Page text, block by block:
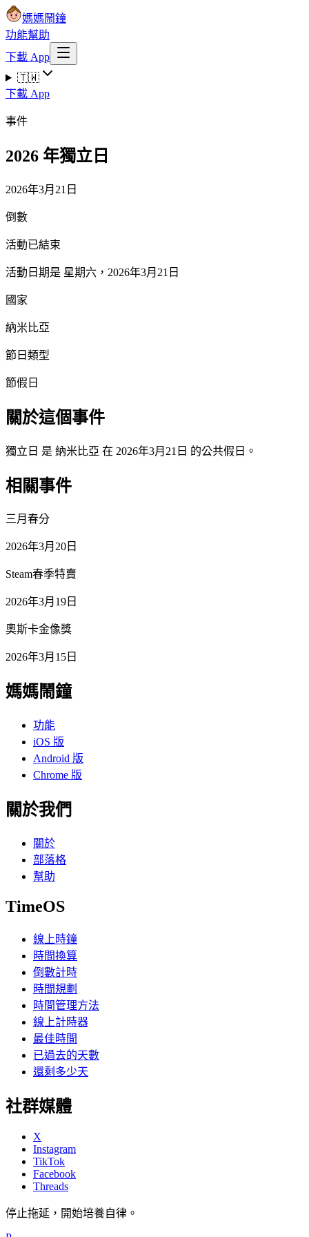
媽媽鬧鐘
功能幫助
下載 App
🇹🇼
下載 App
事件
2026 年獨立日
2026年3月21日
倒數
活動已結束
活動日期是 星期六，2026年3月21日
國家
納米比亞
節日類型
節假日
關於這個事件
獨立日 是 納米比亞 在 2026年3月21日 的公共假日。
相關事件
三月春分
2026年3月20日
Steam春季特賣
2026年3月19日
奧斯卡金像獎
2026年3月15日
媽媽鬧鐘
功能
iOS 版
Android 版
Chrome 版
關於我們
關於
部落格
幫助
TimeOS
線上時鐘
時間換算
倒數計時
時間規劃
時間管理方法
線上計時器
最佳時間
已過去的天數
還剩多少天
社群媒體
X
Instagram
TikTok
Facebook
Threads
停止拖延，開始培養自律。